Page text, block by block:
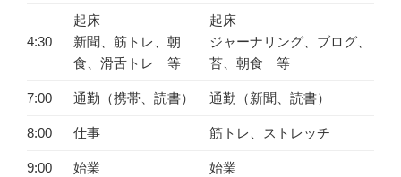
4:30
起床
新聞、筋トレ、朝
食、滑舌トレ 等
起床
ジャーナリング、ブログ、
苔、朝食 等
7:00 通勤（携帯、読書） 通勤（新聞、読書）
8:00 仕事 筋トレ、ストレッチ
9:00 始業 始業